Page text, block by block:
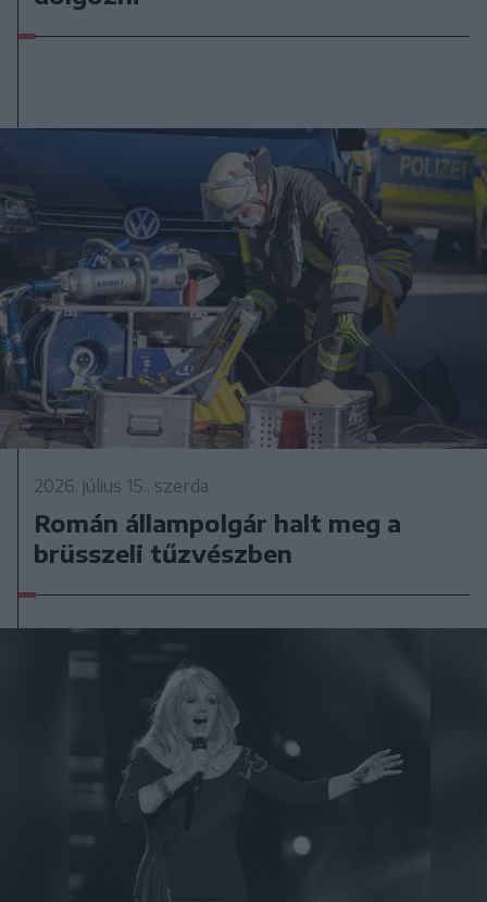
2026. július 15., szerda
Román állampolgár halt meg a
brüsszeli tűzvészben